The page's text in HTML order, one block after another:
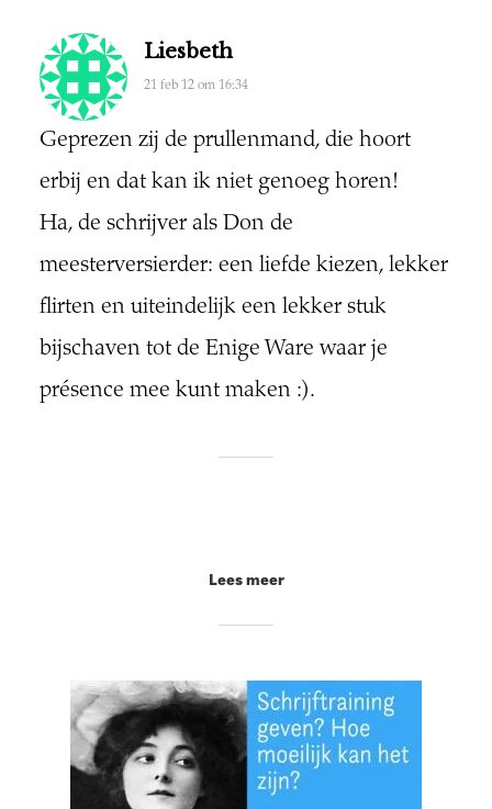
Liesbeth
21 feb 12 om 16:34
Geprezen zij de prullenmand, die hoort
erbij en dat kan ik niet genoeg horen!
Ha, de schrijver als Don de
meesterversierder: een liefde kiezen, lekker
flirten en uiteindelijk een lekker stuk
bijschaven tot de Enige Ware waar je
présence mee kunt maken :).
Lees meer